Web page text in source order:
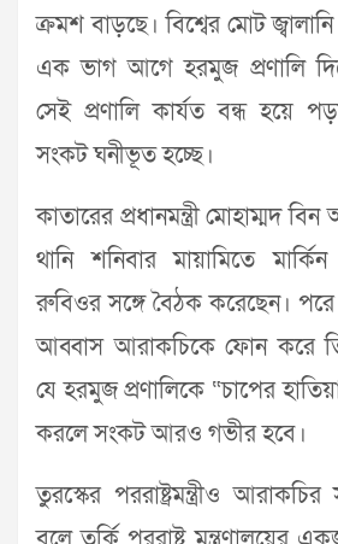
ক্রমশ বাড়ছে। বিশ্বের মোট
এক ভাগ আগে হরমুজ প্রণালি
সেই প্রণালি কার্যত বন্ধ হয়ে
সংকট ঘনীভূত হচ্ছে।
কাতারের প্রধানমন্ত্রী মোহাম্মদ
থানি শনিবার মায়ামিতে মার্কিন
রুবিওর সঙ্গে বৈঠক করেছেন। পরে
আব্বাস আরাকচিকে ফোন করে
যে হরমুজ প্রণালিকে “চাপের
করলে সংকট আরও গভীর হবে।
তুরস্কের পররাষ্ট্রমন্ত্রীও